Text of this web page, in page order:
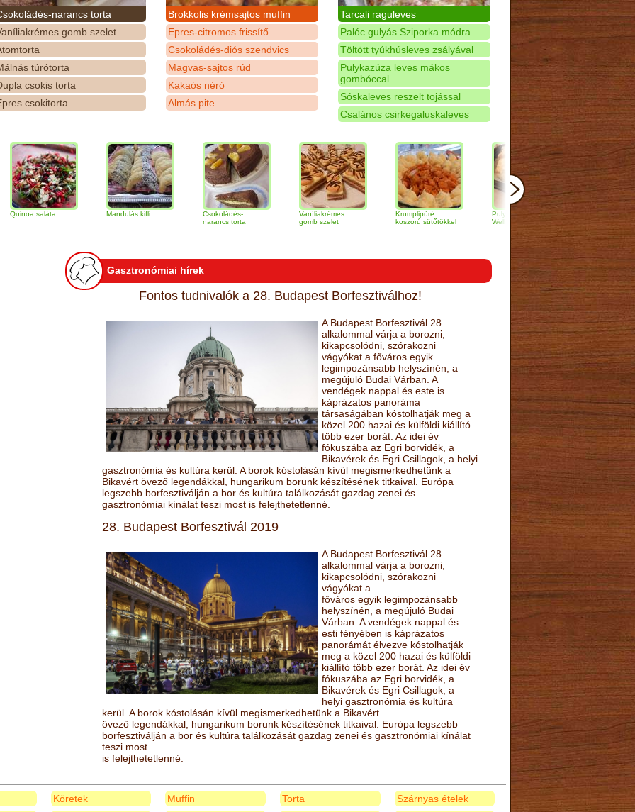
narancs torta
gomb szelet
túrótorta
csokis torta
csokitorta
Brokkolis krémsajtos muffin
Epres-citromos frissítő
Csokoládés-diós szendvics
Magvas-sajtos rúd
Kakaós néró
Almás pite
Tarcali raguleves
Palóc gulyás Sziporka módra
Töltött tyúkhúsleves zsályával
Pulykazúza leves mákos
gombóccal
Sóskaleves reszelt tojással
Csalános csirkegaluskaleves
Mandulás kifli
Csokoládés-
narancs torta
Vaníliakrémes
gomb szelet
Krumplipüré
koszorú sütőtökkel
Wellington módra
Vajban sült afrikai
harcsa szelet
narancsmártással
Gasztronómiai hírek
Fontos tudnivalók a 28. Budapest Borfesztiválhoz!
A Budapest Borfesztivál 28.
alkalommal várja a borozni,
kikapcsolódni, szórakozni
vágyókat a főváros egyik
legimpozánsabb helyszínén, a
megújuló Budai Várban. A
vendégek nappal és este is
káprázatos panoráma
társaságában kóstolhatják meg a
közel 200 hazai és külföldi kiállító
több ezer borát. Az idei év
fókuszába az Egri borvidék, a
Bikavérek és Egri Csillagok, a helyi
gasztronómia és kultúra kerül. A borok kóstolásán kívül megismerkedhetünk a
Bikavért övező legendákkal, hungarikum borunk készítésének titkaival. Európa
legszebb borfesztiválján a bor és kultúra találkozását gazdag zenei és
gasztronómiai kínálat teszi most is felejthetetlenné.
28. Budapest Borfesztivál 2019
A Budapest Borfesztivál 28.
alkalommal várja a borozni,
kikapcsolódni, szórakozni
vágyókat a
főváros egyik legimpozánsabb
helyszínén, a megújuló Budai
Várban. A vendégek nappal és
esti fényében is káprázatos
panorámát élvezve kóstolhatják
meg a közel 200 hazai és külföldi
kiállító több ezer borát. Az idei év
fókuszába az Egri borvidék, a
Bikavérek és Egri Csillagok, a
helyi gasztronómia és kultúra
kerül. A borok kóstolásán kívül megismerkedhetünk a Bikavért
övező legendákkal, hungarikum borunk készítésének titkaival. Európa legszebb
borfesztiválján a bor és kultúra találkozását gazdag zenei és gasztronómiai kínálat
teszi most
is felejthetetlenné.
Köretek Muffin Torta Szárnyas ételek